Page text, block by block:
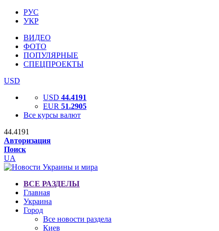
РУС
УКР
ВИДЕО
ФОТО
ПОПУЛЯРНЫЕ
СПЕЦПРОЕКТЫ
USD
USD 44.4191
EUR 51.2905
Все курсы валют
44.4191
Авторизация
Поиск
UA
ВСЕ РАЗДЕЛЫ
Главная
Украина
Город
Все новости раздела
Киев